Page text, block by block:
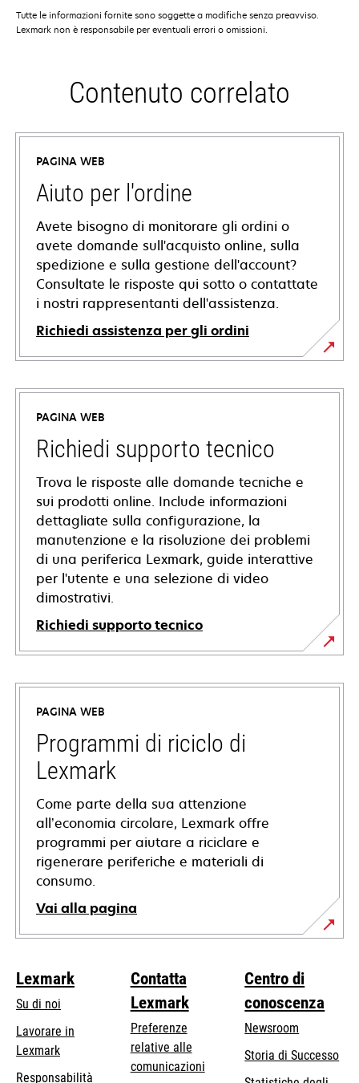
Tutte le informazioni fornite sono soggette a modifiche senza preavviso.
Lexmark non è responsabile per eventuali errori o omissioni.
Contenuto correlato
PAGINA WEB
Aiuto per l'ordine
Avete bisogno di monitorare gli ordini o
avete domande sull'acquisto online, sulla
spedizione e sulla gestione dell'account?
Consultate le risposte qui sotto o contattate
i nostri rappresentanti dell'assistenza.
Richiedi assistenza per gli ordini
PAGINA WEB
Richiedi supporto tecnico
Trova le risposte alle domande tecniche e
sui prodotti online. Include informazioni
dettagliate sulla configurazione, la
manutenzione e la risoluzione dei problemi
di una periferica Lexmark, guide interattive
per l'utente e una selezione di video
dimostrativi.
Richiedi supporto tecnico
si
apre
una
nuova
scheda
PAGINA WEB
Programmi di riciclo di
Lexmark
Come parte della sua attenzione
all’economia circolare, Lexmark offre
programmi per aiutare a riciclare e
rigenerare periferiche e materiali di
consumo.
Vai alla pagina
Lexmark
Su di noi
Lavorare in
Lexmark
Responsabilità
Contatta
Lexmark
Preferenze
relative alle
comunicazioni
Centro di
conoscenza
Newsroom
Storia di Successo